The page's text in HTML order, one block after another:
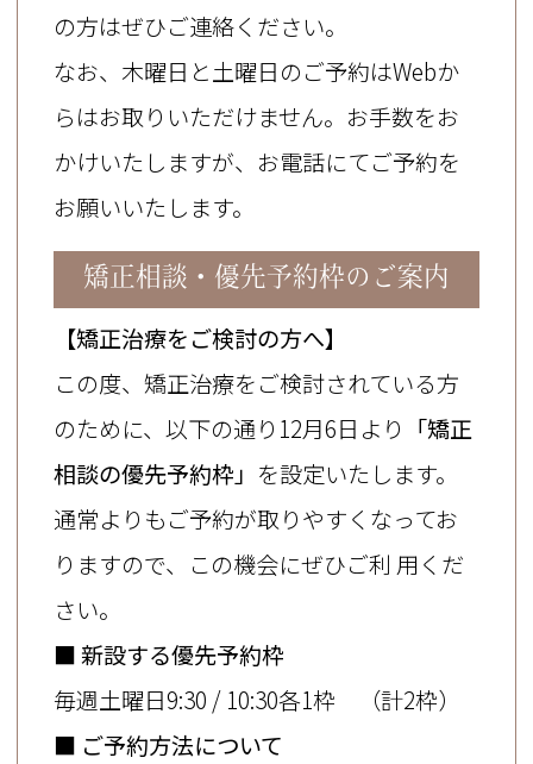
2026.08.03
8月3日（月）予約の空き状況
【クリーニング】
15時30分
15時45分
16時15分
16時15分
16時45分（子供クリーニングのみ）
【治療】
15時30分
15時45分
16時
16時30分
の方はぜひご連絡ください。
なお、木曜日と土曜日のご予約はWebか
らはお取りいただけません。お手数をお
かけいたしますが、お電話にてご予約を
お願いいたします。
矯正相談・優先予約枠のご案内
【矯正治療をご検討の方へ】
この度、矯正治療をご検討されている方
のために、以下の通り12月6日より 「矯正
相談の優先予約枠」 を設定いたします。
通常よりもご予約が取りやすくなってお
りますので、この機会にぜひご利 用くだ
さい。
■ 新設する優先予約枠
毎週土曜日9:30 / 10:30各1枠 （計2枠）
■ ご予約方法について